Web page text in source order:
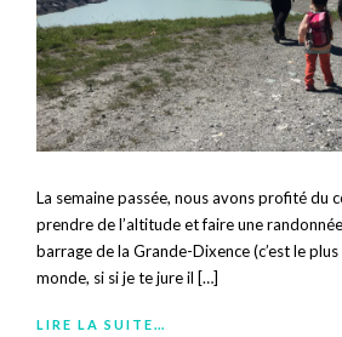
La semaine passée, nous avons profité du
prendre de l’altitude et faire une
barrage de la Grande-Dixence (c’est le
monde, si si je te jure il […]
LIRE LA SUITE…